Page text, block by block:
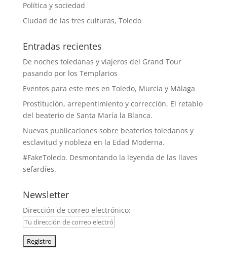
Política y sociedad
Ciudad de las tres culturas, Toledo
Entradas recientes
De noches toledanas y viajeros del Grand Tour
pasando por los Templarios
Eventos para este mes en Toledo, Murcia y Málaga
Prostitución, arrepentimiento y corrección. El retablo
del beaterio de Santa María la Blanca.
Nuevas publicaciones sobre beaterios toledanos y
esclavitud y nobleza en la Edad Moderna.
#FakeToledo. Desmontando la leyenda de las llaves
sefardíes.
Newsletter
Dirección de correo electrónico: